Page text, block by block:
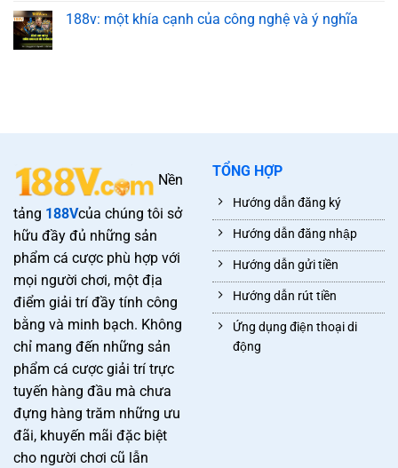
188v: một khía cạnh của công nghệ và ý nghĩa
Nền
tảng 188Vcủa chúng tôi sở
hữu đầy đủ những sản
phẩm cá cược phù hợp với
mọi người chơi, một địa
điểm giải trí đầy tính công
bằng và minh bạch. Không
chỉ mang đến những sản
phẩm cá cược giải trí trực
tuyến hàng đầu mà chưa
đựng hàng trăm những ưu
đãi, khuyến mãi đặc biệt
cho người chơi cũ lẫn
TỔNG HỢP
Hướng dẫn đăng ký
Hướng dẫn đăng nhập
Hướng dẫn gửi tiền
Hướng dẫn rút tiền
Ứng dụng điện thoại di
động